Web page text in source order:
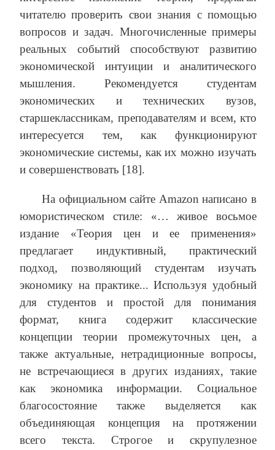
читателю проверить свои знания с помощью
вопросов и задач. Многочисленные примеры
реальных событий способствуют развитию
экономической интуиции и аналитического
мышления. Рекомендуется студентам
экономических и технических вузов,
старшеклассникам, преподавателям и всем, кто
интересуется тем, как функционируют
экономические системы, как их можно изучать
и совершенствовать [18].
На официальном сайте Amazon написано в
юмористическом стиле: «… живое восьмое
издание «Теория цен и ее применения»
предлагает индуктивный, практический
подход, позволяющий студентам изучать
экономику на практике... Используя удобный
для студентов и простой для понимания
формат, книга содержит классические
концепции теории промежуточных цен, а
также актуальные, нетрадиционные вопросы,
не встречающиеся в других изданиях, такие
как экономика информации. Социальное
благосостояние также выделяется как
объединяющая концепция на протяжении
всего текста. Строгое и скрупулезное